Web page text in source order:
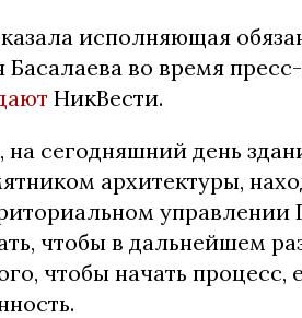
исполняющая
Басалаева во время
НикВести.
на сегодняшний день
архитектуры,
управлении
чтобы в дальнейшем
чтобы начать